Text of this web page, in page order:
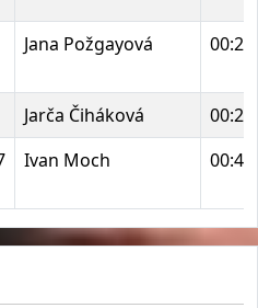
Jana Požgayová
Jarča Čiháková
Ivan Moch